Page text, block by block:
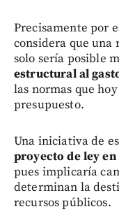
Precisamente por
considera que
solo sería posible
estructural al
las normas que
presupuesto.
Una iniciativa de
proyecto de ley en
pues implicaría
determinan la
recursos públicos.